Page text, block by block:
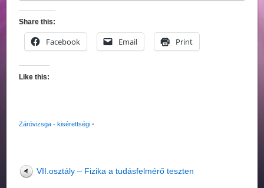
Share this:
Facebook Email Print
Like this:
Záróvizsga - kisérettségi •
VII.osztály – Fizika a tudásfelmérő teszten